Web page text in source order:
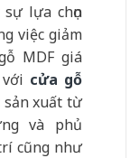
lựa chọn
việc giảm
MDF giá
cửa gỗ
sản xuất từ
và phủ
cũng như